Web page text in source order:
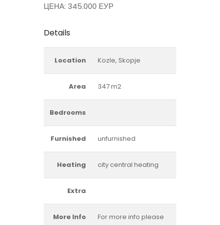
ЦЕНА: 345.000 ЕУР
Details
Location Kozle, Skopje
Area 347 m2
Bedrooms
Furnished unfurnished
Heating city central heating
Extra
More Info
For more info please